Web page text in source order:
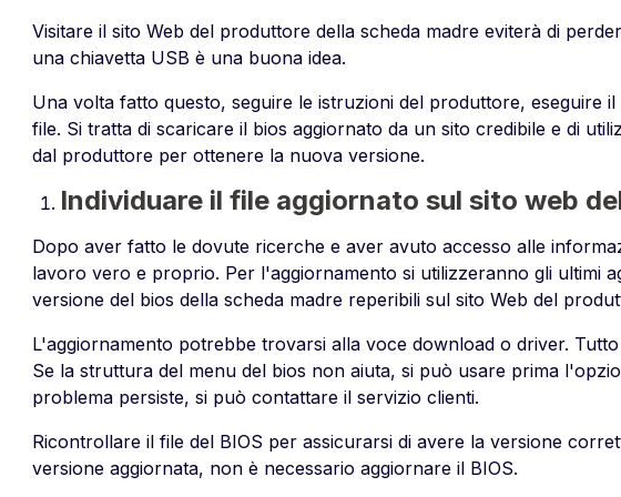
Visitare il sito Web del produttore della scheda madre eviterà di
una chiavetta USB è una buona idea.
Una volta fatto questo, seguire le istruzioni del produttore, eseguire
file. Si tratta di scaricare il bios aggiornato da un sito credibile e di
dal produttore per ottenere la nuova versione.
Individuare il file aggiornato sul sito web
Dopo aver fatto le dovute ricerche e aver avuto accesso alle
lavoro vero e proprio. Per l'aggiornamento si utilizzeranno gli ultimi
versione del bios della scheda madre reperibili sul sito Web del
L'aggiornamento potrebbe trovarsi alla voce download o driver.
Se la struttura del menu del bios non aiuta, si può usare prima
problema persiste, si può contattare il servizio clienti.
Ricontrollare il file del BIOS per assicurarsi di avere la versione
versione aggiornata, non è necessario aggiornare il BIOS.